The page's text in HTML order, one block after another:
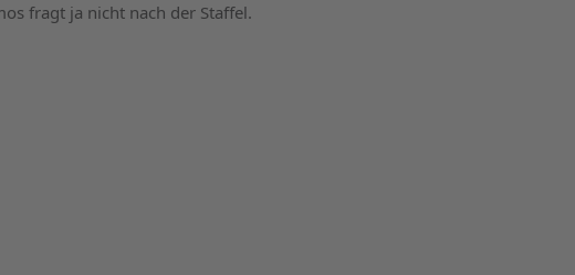
fragt ja nicht nach der Staffel.